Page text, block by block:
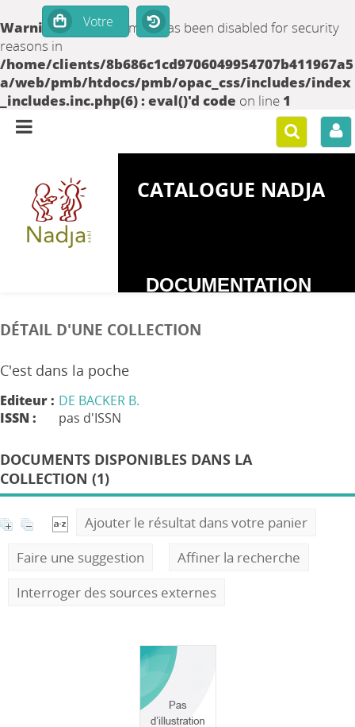
Warning: set_time_limit() has been disabled for security
reasons in
/home/clients/8b686c1cd9706049954707b411967a5
a/web/pmb/htdocs/pmb/opac_css/includes/index
_includes.inc.php(6) : eval()'d code on line 1
CATALOGUE NADJA
DOCUMENTATION
DEPENDANCES
DÉTAIL D'UNE COLLECTION
C'est dans la poche
Editeur : DE BACKER B.
ISSN :
pas d'ISSN
DOCUMENTS DISPONIBLES DANS LA
COLLECTION (1)
Ajouter le résultat dans votre panier
Faire une suggestion
Affiner la recherche
Interroger des sources externes